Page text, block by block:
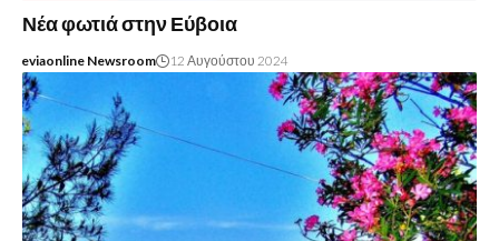
Νέα φωτιά στην Εύβοια
eviaonline Newsroom 12 Αυγούστου 2024